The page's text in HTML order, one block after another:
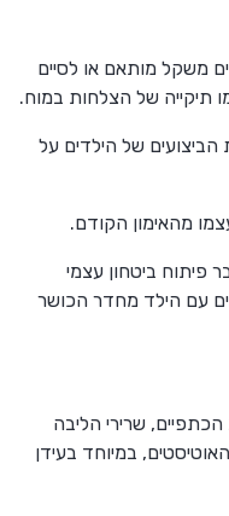
משקל מותאם או לסיים
תיקייה של הצלחות במוח.
הביצועים של הילדים על
מהאימון הקודם.
פיתוח ביטחון עצמי
עם הילד מחדר הכושר
שרירי הליבה
במיוחד בעידן